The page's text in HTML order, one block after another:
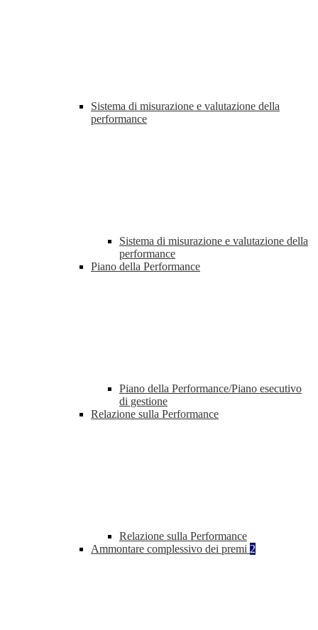
Sistema di misurazione e valutazione della
performance
Sistema di misurazione e valutazione della
performance
Piano della Performance
Piano della Performance/Piano esecutivo
di gestione
Relazione sulla Performance
Relazione sulla Performance
Ammontare complessivo dei premi 2